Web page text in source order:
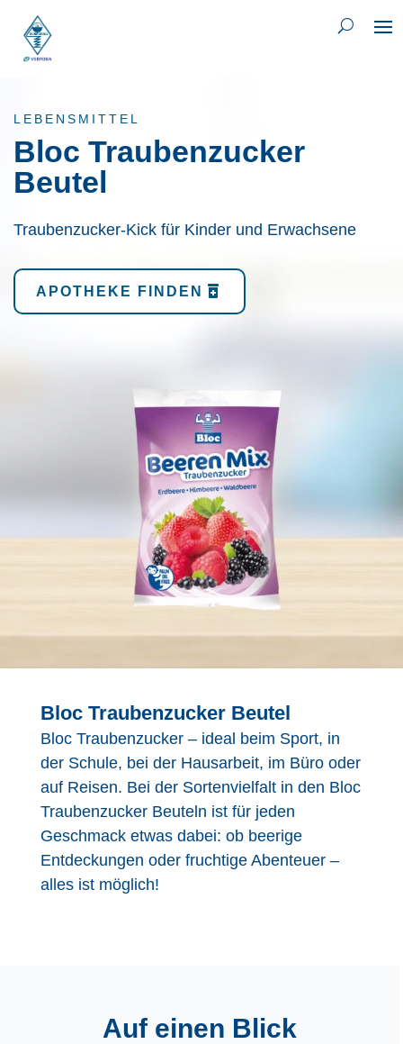
LEBENSMITTEL
Bloc Traubenzucker
Beutel
Traubenzucker-Kick für Kinder und Erwachsene
APOTHEKE FINDEN
Bloc Traubenzucker Beutel
Bloc Traubenzucker – ideal beim Sport, in
der Schule, bei der Hausarbeit, im Büro oder
auf Reisen. Bei der Sortenvielfalt in den Bloc
Traubenzucker Beuteln ist für jeden
Geschmack etwas dabei: ob beerige
Entdeckungen oder fruchtige Abenteuer –
alles ist möglich!
Auf einen Blick